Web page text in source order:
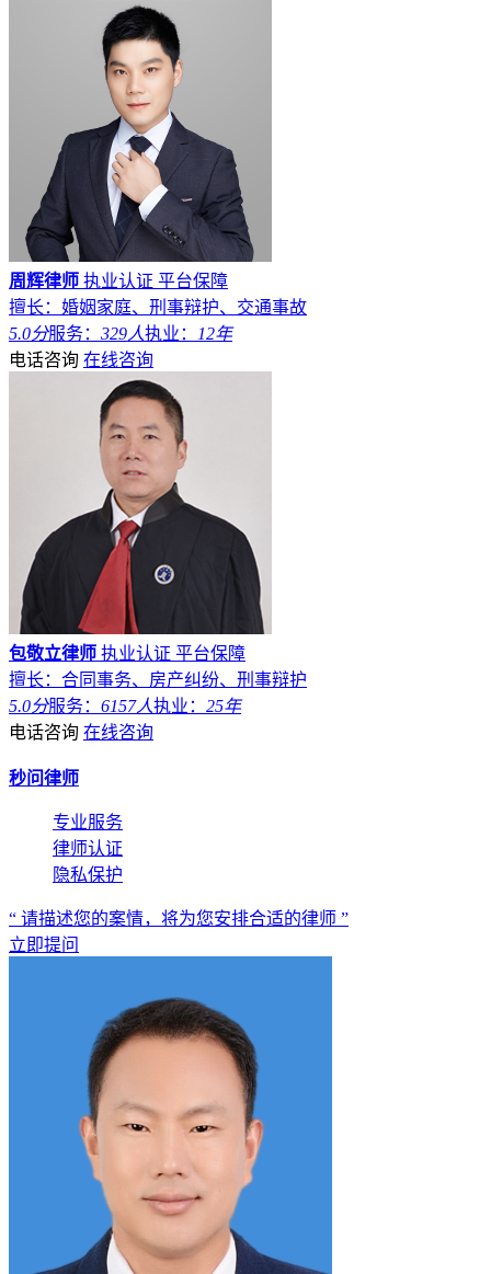
周辉律师 执业认证 平台保障
擅长：婚姻家庭、刑事辩护、交通事故
5.0分服务： 329人执业：
12年
电话咨询 在线咨询
包敬立律师 执业认证 平台保障
擅长：合同事务、房产纠纷、刑事辩护
5.0分服务： 6157人执业： 25年
电话咨询 在线咨询
秒问律师
专业服务
律师认证
隐私保护
“ 请描述您的案情，将为您安排合适的律师 ”
立即提问